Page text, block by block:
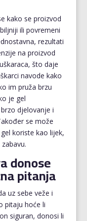
kako se proizvod
ili povremeni
rezultati
na proizvod
što daje
navode kako
im pruža brzu
je gel
djelovanje i
se može
koriste kao lijek,
donose
pitanja
uz sebe veže i
pitaju hoće li
siguran, donosi li